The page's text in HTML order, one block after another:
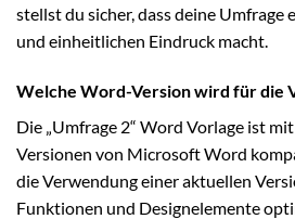
stellst du sicher, dass deine Umfrage
und einheitlichen Eindruck macht.
Welche Word-Version wird für die
Die „Umfrage 2“ Word Vorlage ist
Versionen von Microsoft Word
die Verwendung einer aktuellen
Funktionen und Designelemente